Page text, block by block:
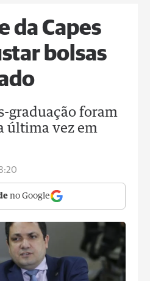
da Capes
bolsas
graduação foram
última vez em
no Google